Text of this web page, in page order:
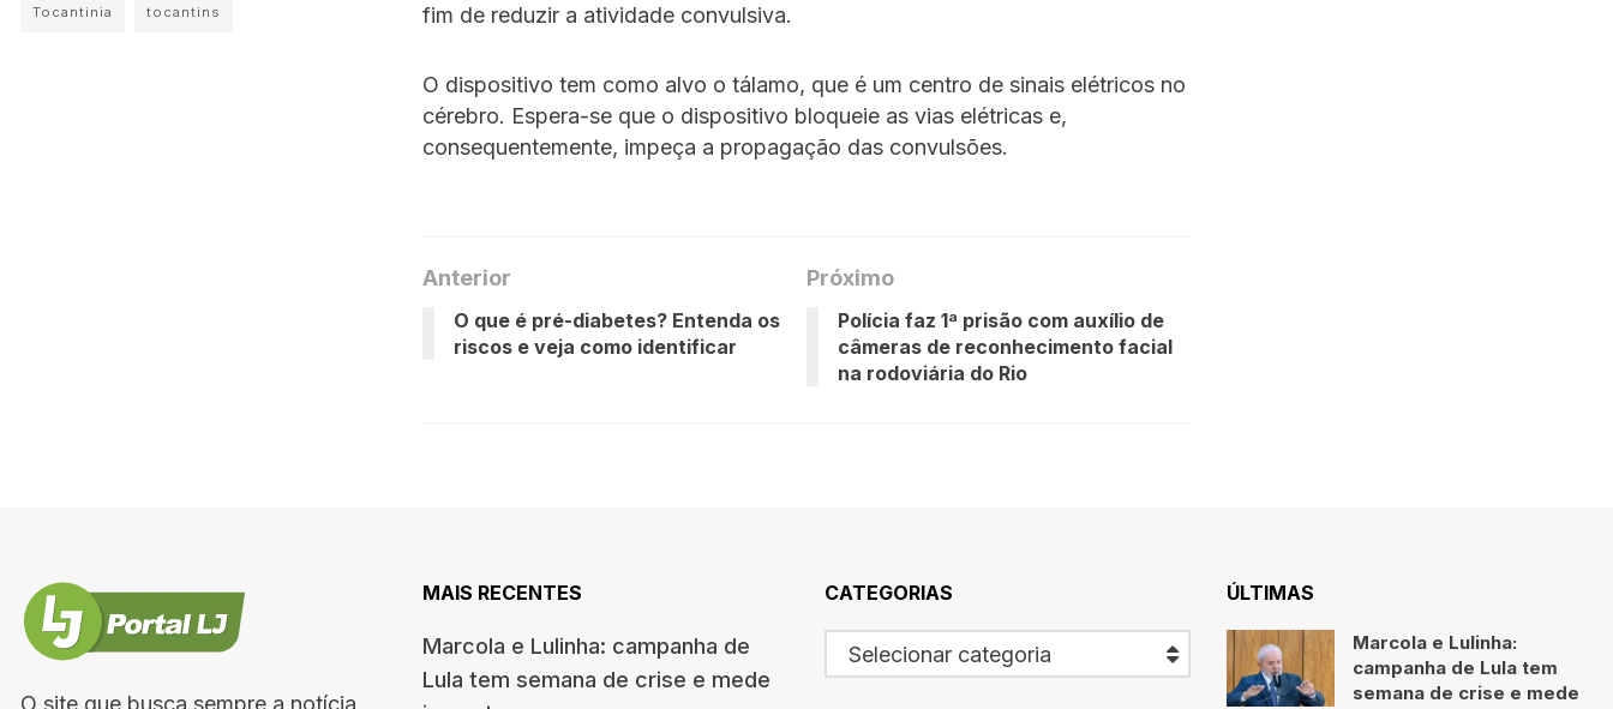
fim de reduzir a atividade convulsiva.
O dispositivo tem como alvo o tálamo, que é um centro de sinais elétricos no
cérebro. Espera-se que o dispositivo bloqueie as vias elétricas e,
consequentemente, impeça a propagação das convulsões.
Anterior
O que é pré-diabetes? Entenda os
riscos e veja como identificar
Próximo
Polícia faz 1ª prisão com auxílio de
câmeras de reconhecimento facial
na rodoviária do Rio
Tocantinia tocantins
O site que busca sempre a notícia
MAIS RECENTES
Marcola e Lulinha: campanha de
Lula tem semana de crise e mede
CATEGORIAS
Selecionar categoria
ÚLTIMAS
Marcola e Lulinha:
campanha de Lula tem
semana de crise e mede